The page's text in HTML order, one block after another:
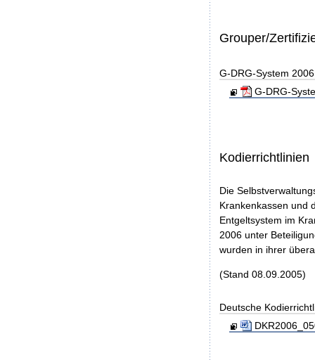
Grouper/
G-DRG-System
G-DRG-
Kodierrichtlinien
Die
Krankenkassen und
Entgeltsystem im
2006 unter
wurden in ihrer
(Stand 08.09.2005)
Deutsche